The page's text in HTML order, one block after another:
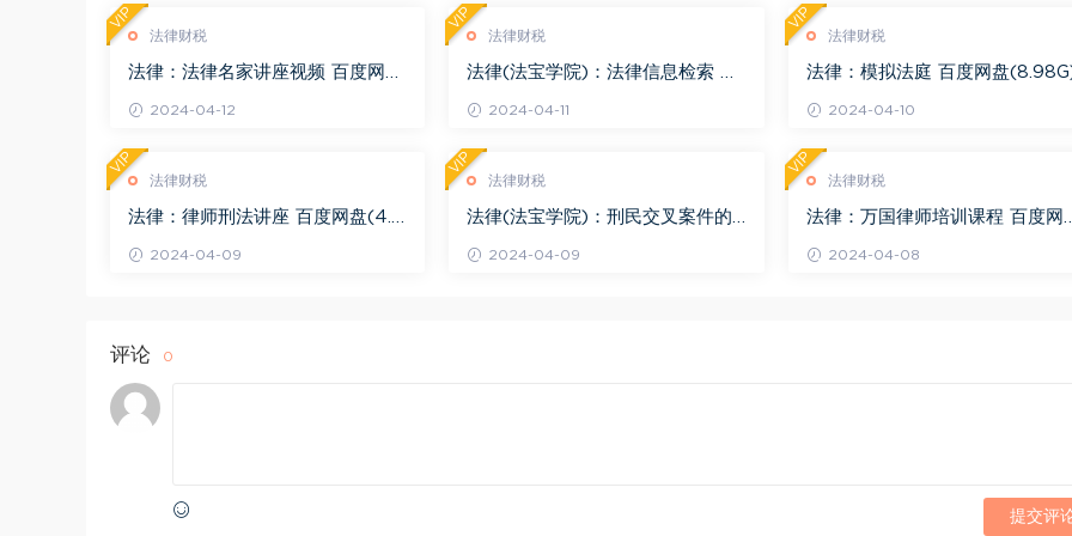
法律财税
法律：法律名家讲座视频 百度网盘
2024-04-12
VIP
法律财税
法律(法宝学院)：法律信息检索 百
2024-04-11
VIP
法律财税
法律：模拟法庭 百度网盘
2024-04-10
VIP
法律财税
法律：律师刑法讲座 百度网盘(4.0
2024-04-09
VIP
法律财税
法律(法宝学院)：刑民交叉案件的
2024-04-09
VIP
法律财税
法律：万国律师培训课程 百度网
2024-04-08
VIP
评论 0
提交评